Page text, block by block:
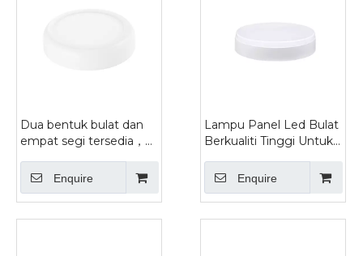
Dua bentuk bulat dan
empat segi tersedia，
menerangi kawasan
yang luas
Enquire
Lampu Panel Led Bulat
Berkualiti Tinggi Untuk
Enquire